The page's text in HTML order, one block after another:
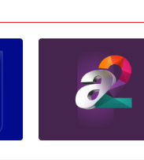
detaylı bilgi için Ayarlar
ve sitemizde ilgili